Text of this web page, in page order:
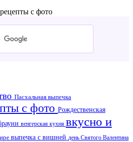
с фото
Пасхальная выпечка
с фото Рождественская
венгерская кухня вкусно и
выпечка с вишней день Святого Валентина